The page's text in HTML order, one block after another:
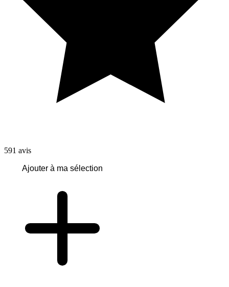
591 avis
Ajouter à ma sélection